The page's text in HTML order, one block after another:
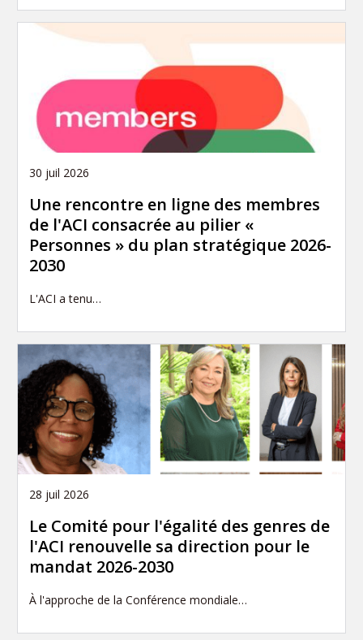
30 juil 2026
Une rencontre en ligne des membres
de l'ACI consacrée au pilier «
Personnes » du plan stratégique 2026-
2030
L'ACI a tenu…
28 juil 2026
Le Comité pour l'égalité des genres de
l'ACI renouvelle sa direction pour le
mandat 2026-2030
À l'approche de la Conférence mondiale…